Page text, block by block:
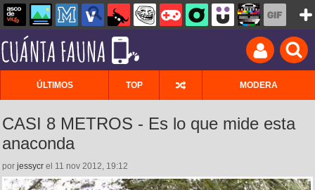
ÚLTIMOS TOP MODERA
CASI 8 METROS - Es lo que mide esta
anaconda
por jessycr el 11 nov 2012, 19:12